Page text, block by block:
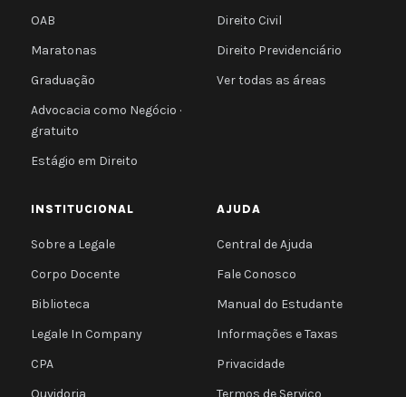
OAB
Maratonas
Graduação
Advocacia como Negócio ·
gratuito
Estágio em Direito
Direito Civil
Direito Previdenciário
Ver todas as áreas
INSTITUCIONAL
Sobre a Legale
Corpo Docente
Biblioteca
Legale In Company
CPA
AJUDA
Central de Ajuda
Fale Conosco
Manual do Estudante
Informações e Taxas
Privacidade